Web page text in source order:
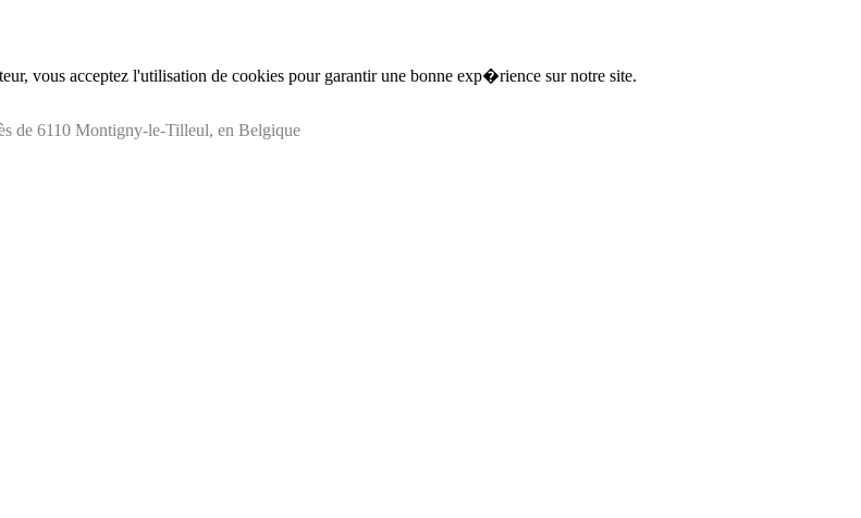
vous acceptez l'utilisation de cookies pour garantir une bonne exp�rience sur notre site.
de 6110 Montigny-le-Tilleul, en Belgique